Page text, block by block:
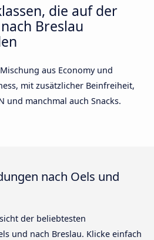
die auf der
Breslau
aus Economy und
mit zusätzlicher Beinfreiheit,
und manchmal auch Snacks.
nach Oels und
der beliebtesten
und nach Breslau. Klicke einfach